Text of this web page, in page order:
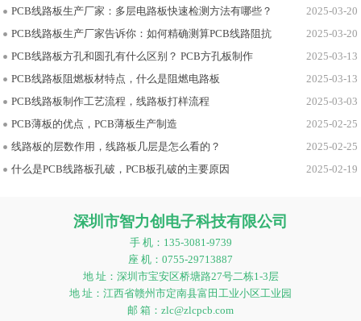
2025-03-20
PCB线路板生产厂家：多层电路板快速检测方法有哪些？
2025-03-20
PCB线路板生产厂家告诉你：如何精确测算PCB线路阻抗
2025-03-13
PCB线路板方孔和圆孔有什么区别？ PCB方孔板制作
2025-03-13
PCB线路板阻燃板材特点，什么是阻燃电路板
2025-03-03
PCB线路板制作工艺流程，线路板打样流程
2025-02-25
PCB薄板的优点，PCB薄板生产制造
2025-02-25
线路板的层数作用，线路板几层是怎么看的？
2025-02-19
什么是PCB线路板孔破，PCB板孔破的主要原因
深圳市智力创电子科技有限公司
手 机：135-3081-9739
座 机：0755-29713887
地 址：深圳市宝安区桥塘路27号二栋1-3层
地 址：江西省赣州市定南县富田工业小区工业园
邮 箱：zlc@zlcpcb.com